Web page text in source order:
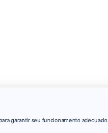
garantir seu funcionamento